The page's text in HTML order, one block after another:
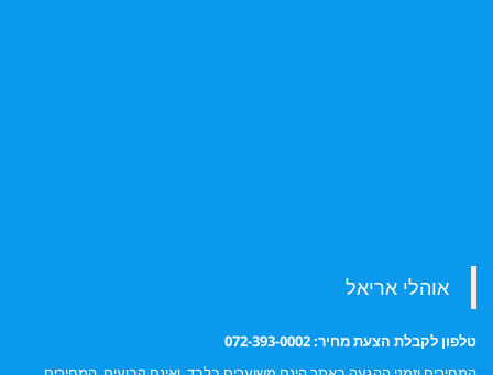
טלפון לקבלת הצעת מחיר: 072-393-0002